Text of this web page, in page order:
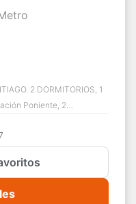
2 DORMITORIOS, 1
Poniente, 2